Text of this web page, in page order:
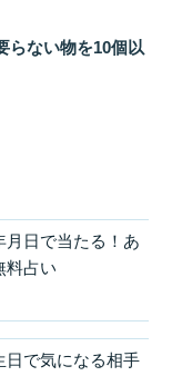
ない物を10個以
月日で当たる！あ
料占い
日で気になる相手